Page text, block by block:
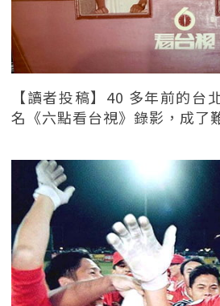
【讀者投稿】40 多年前的台
名《六點看台視》錄影，成了